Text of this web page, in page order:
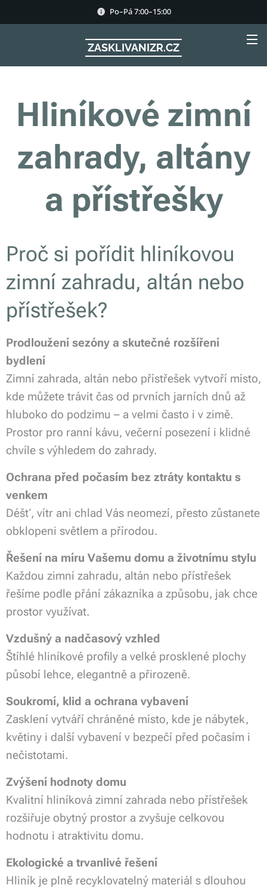
Po–Pá 7:00–15:00
ZASKLIVANIZR.CZ
Hliníkové zimní
zahrady, altány
a přístřešky
Proč si pořídit hliníkovou
zimní zahradu, altán nebo
přístřešek?
Prodloužení sezóny a skutečné rozšíření
bydlení
Zimní zahrada, altán nebo přístřešek vytvoří místo,
kde můžete trávit čas od prvních jarních dnů až
hluboko do podzimu – a velmi často i v zimě.
Prostor pro ranní kávu, večerní posezení i klidné
chvíle s výhledem do zahrady.
Ochrana před počasím bez ztráty kontaktu s
venkem
Déšť, vítr ani chlad Vás neomezí, přesto zůstanete
obklopeni světlem a přírodou.
Řešení na míru Vašemu domu a životnímu stylu
Každou zimní zahradu, altán nebo přístřešek
řešíme podle přání zákazníka a způsobu, jak chce
prostor využívat.
Vzdušný a nadčasový vzhled
Štíhlé hliníkové profily a velké prosklené plochy
působí lehce, elegantně a přirozeně.
Soukromí, klid a ochrana vybavení
Zasklení vytváří chráněné místo, kde je nábytek,
květiny i další vybavení v bezpečí před počasím i
nečistotami.
Zvýšení hodnoty domu
Kvalitní hliníková zimní zahrada nebo přístřešek
rozšiřuje obytný prostor a zvyšuje celkovou
hodnotu i atraktivitu domu.
Ekologické a trvanlivé řešení
Hliník je plně recyklovatelný materiál s dlouhou